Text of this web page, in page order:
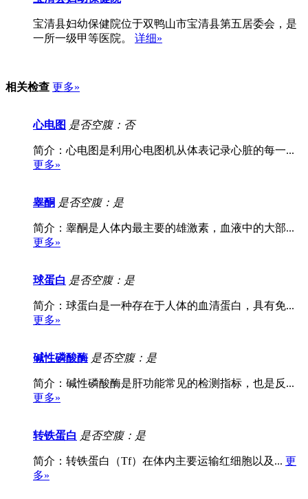
宝清县妇幼保健院位于双鸭山市宝清县第五居委会，是
一所一级甲等医院。 详细»
相关检查 更多»
心电图 是否空腹：否
简介：心电图是利用心电图机从体表记录心脏的每一...
更多»
睾酮 是否空腹：是
简介：睾酮是人体内最主要的雄激素，血液中的大部...
更多»
球蛋白 是否空腹：是
简介：球蛋白是一种存在于人体的血清蛋白，具有免...
更多»
碱性磷酸酶 是否空腹：是
简介：碱性磷酸酶是肝功能常见的检测指标，也是反...
更多»
转铁蛋白 是否空腹：是
简介：转铁蛋白（Tf）在体内主要运输红细胞以及... 更
多»